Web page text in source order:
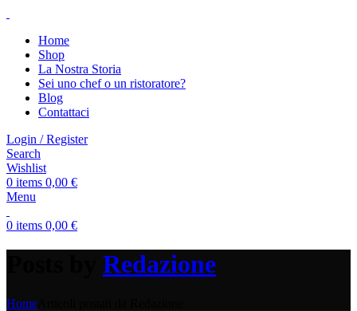
Home
Shop
La Nostra Storia
Sei uno chef o un ristoratore?
Blog
Contattaci
Login / Register
Search
Wishlist
0 items 0,00 €
Menu
0 items 0,00 €
Redazione
Home